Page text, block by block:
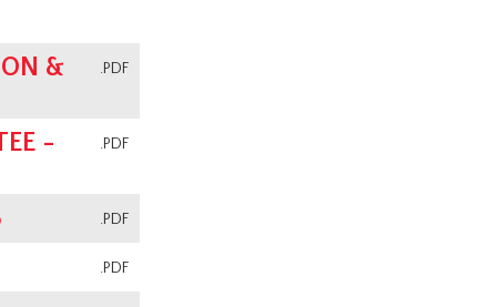
.PDF
&
.PDF
-
.PDF
.PDF